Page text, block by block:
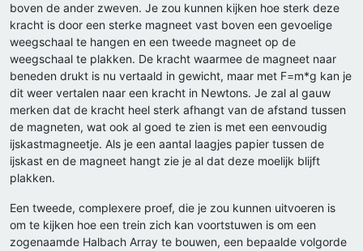
boven de ander zweven. Je zou kunnen kijken hoe sterk deze
kracht is door een sterke magneet vast boven een gevoelige
weegschaal te hangen en een tweede magneet op de
weegschaal te plakken. De kracht waarmee de magneet naar
beneden drukt is nu vertaald in gewicht, maar met F=m*g kan je
dit weer vertalen naar een kracht in Newtons. Je zal al gauw
merken dat de kracht heel sterk afhangt van de afstand tussen
de magneten, wat ook al goed te zien is met een eenvoudig
ijskastmagneetje. Als je een aantal laagjes papier tussen de
ijskast en de magneet hangt zie je al dat deze moelijk blijft
plakken.
Een tweede, complexere proef, die je zou kunnen uitvoeren is
om te kijken hoe een trein zich kan voortstuwen is om een
zogenaamde Halbach Array te bouwen, een bepaalde volgorde